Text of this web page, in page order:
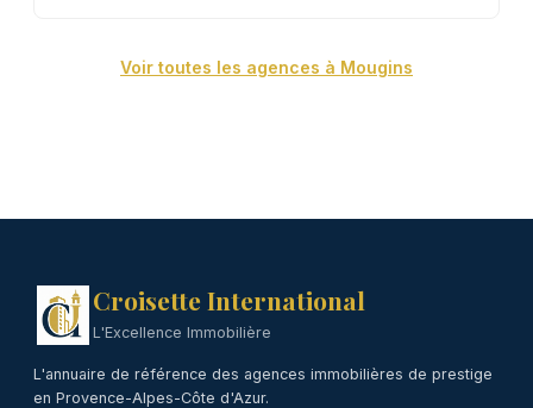
Voir toutes les agences à Mougins
Croisette International
L'Excellence Immobilière
L'annuaire de référence des agences immobilières de prestige
en Provence-Alpes-Côte d'Azur.